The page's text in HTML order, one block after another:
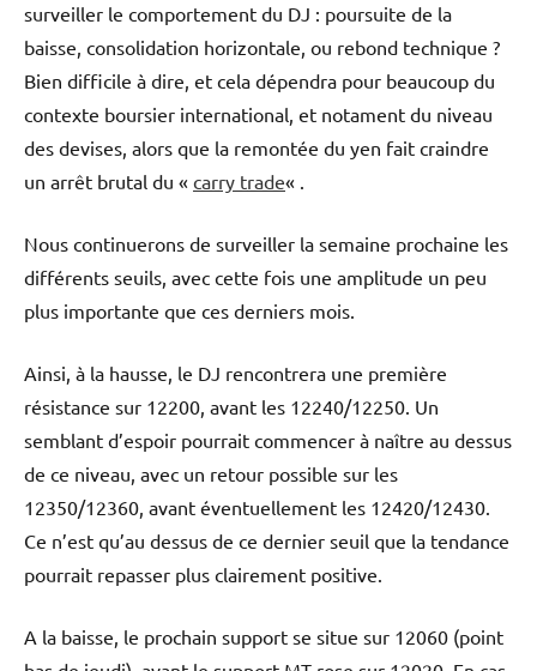
surveiller le comportement du DJ : poursuite de la
baisse, consolidation horizontale, ou rebond technique ?
Bien difficile à dire, et cela dépendra pour beaucoup du
contexte boursier international, et notament du niveau
des devises, alors que la remontée du yen fait craindre
un arrêt brutal du « carry trade« .
Nous continuerons de surveiller la semaine prochaine les
différents seuils, avec cette fois une amplitude un peu
plus importante que ces derniers mois.
Ainsi, à la hausse, le DJ rencontrera une première
résistance sur 12200, avant les 12240/12250. Un
semblant d’espoir pourrait commencer à naître au dessus
de ce niveau, avec un retour possible sur les
12350/12360, avant éventuellement les 12420/12430.
Ce n’est qu’au dessus de ce dernier seuil que la tendance
pourrait repasser plus clairement positive.
A la baisse, le prochain support se situe sur 12060 (point